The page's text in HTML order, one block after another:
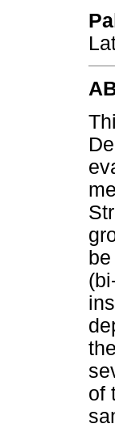
of